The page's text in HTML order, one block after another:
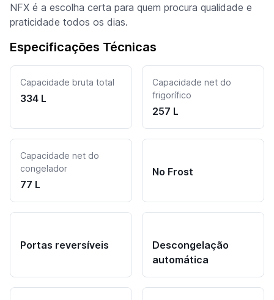
NFX é a escolha certa para quem procura qualidade e
praticidade todos os dias.
Especificações Técnicas
Capacidade bruta total
334 L
Capacidade net do
frigorífico
257 L
Capacidade net do
congelador
77 L
No Frost
Portas reversíveis
Descongelação
automática